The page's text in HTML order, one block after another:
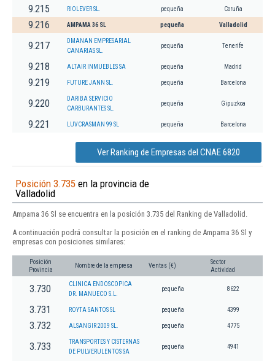
9.215 RIOLEVER SL. pequeña Coruña
9.216 AMPAMA 36 SL pequeña Valladolid
9.217
DMANAN EMPRESARIAL
CANARIAS SL.
pequeña Tenerife
9.218 ALTAIR INMUEBLES SA pequeña Madrid
9.219 FUTURE JANN SL. pequeña Barcelona
9.220
DARIBA SERVICIO
CARBURANTES SL.
pequeña Gipuzkoa
9.221 LUVCRASMAN 99 SL pequeña Barcelona
Ver Ranking de Empresas del CNAE 6820
Posición 3.735 en la provincia de
Valladolid
Ampama 36 Sl se encuentra en la posición 3.735 del Ranking de Valladolid.
A continuación podrá consultar la posición en el ranking de Ampama 36 Sl y
empresas con posiciones similares:
Posición
Provincia
Nombre de la empresa Ventas (€)
Sector
Actividad
3.730
CLINICA ENDOSCOPICA
DR. MANUECO S.L.
pequeña 8622
3.731 ROYTA SANTOS SL pequeña 4399
3.732 ALSANGIR 2009 SL. pequeña 4775
3.733
TRANSPORTES Y CISTERNAS
DE PULVERULENTOS SA
pequeña 4941